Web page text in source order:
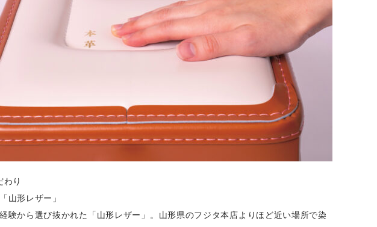
わり
山形レザー」
験から選び抜かれた「山形レザー」。山形県のフジタ本店よりほど近い場所で染